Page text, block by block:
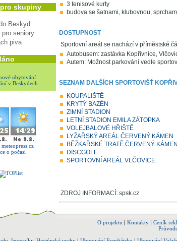
skupiny
Beskyd
pro seniory
piva
ubytování
v Beskydech
meteopress.cz
o počasí
3 tenisové kurty
budova se šatnami, klubovnou,
DOSTUPNOST
Sportovní areál se nachází v příměstské
Autobusem: zastávka Kopřivnice,
Autem: Možnost parkování vedle
SEZNAM DALŠÍCH SPORTOVIŠŤ
KOUPALIŠTĚ
KRYTÝ BAZÉN
ZIMNÍ STADION
LETNÍ STADION EMILA ZÁTOPKA
VOLEJBALOVÉ HŘIŠTĚ
LYŽAŘSKÝ AREÁL ČERVENÝ KÁMEN
BĚŽKAŘSKÉ TRATĚ ČERVENÝ KÁMEN
DISCGOLF
SPORTOVNÍ AREÁL VLČOVICE
ZDROJ INFORMACÍ: spsk.cz
O projektu | Kontakty| Ceník